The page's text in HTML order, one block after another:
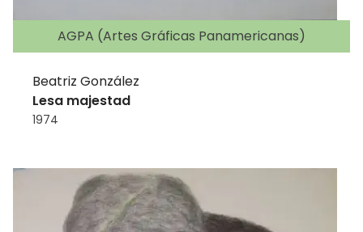
AGPA (Artes Gráficas Panamericanas)
Beatriz González
Lesa majestad
1974